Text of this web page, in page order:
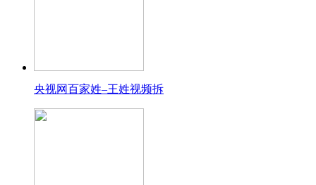
央视网百家姓–王姓视频拆